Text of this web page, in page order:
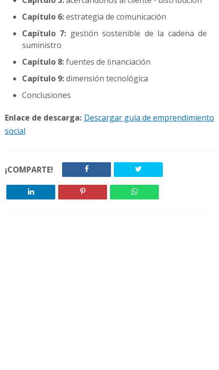
Capítulo 6:estrategia de comunicación
Capítulo 7: gestión sostenible de la cadena de
suministro
Capítulo 8:fuentes de ﬁnanciación
Capítulo 9:dimensión tecnológica
Conclusiones
Enlace de descarga: Descargar guía de emprendimiento
social
¡COMPARTE!